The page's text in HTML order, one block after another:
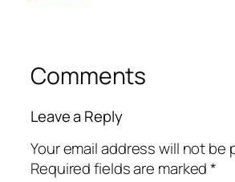
Comments
Leave a Reply
Your email address will not be
Required fields are marked*